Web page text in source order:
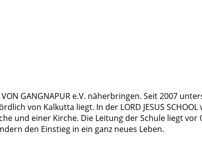
GANGNAPUR e.V. näherbringen. Seit 2007
von Kalkutta liegt. In der LORD JESUS
und einer Kirche. Die Leitung der Schule liegt
den Einstieg in ein ganz neues Leben.